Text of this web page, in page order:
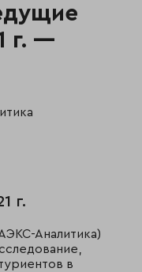
г. —
г.
Аналитика)
в